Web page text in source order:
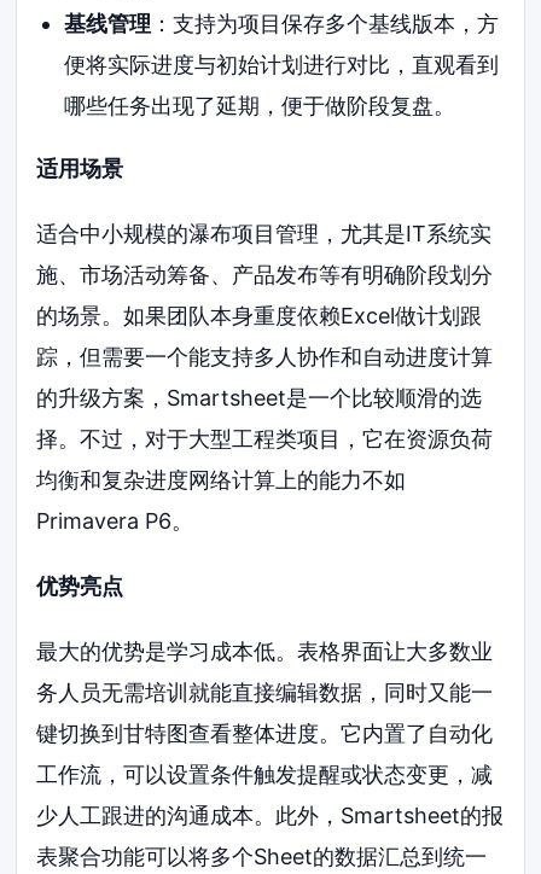
基线管理 ：支持为项目保存多个基线版本，方
便将实际进度与初始计划进行对比，直观看到
哪些任务出现了延期，便于做阶段复盘。
适用场景
适合中小规模的瀑布项目管理，尤其是IT系统实
施、市场活动筹备、产品发布等有明确阶段划分
的场景。如果团队本身重度依赖Excel做计划跟
踪，但需要一个能支持多人协作和自动进度计算
的升级方案，Smartsheet是一个比较顺滑的选
择。不过，对于大型工程类项目，它在资源负荷
均衡和复杂进度网络计算上的能力不如
Primavera P6。
优势亮点
最大的优势是学习成本低。表格界面让大多数业
务人员无需培训就能直接编辑数据，同时又能一
键切换到甘特图查看整体进度。它内置了自动化
工作流，可以设置条件触发提醒或状态变更，减
少人工跟进的沟通成本。此外，Smartsheet的报
表聚合功能可以将多个Sheet的数据汇总到统一